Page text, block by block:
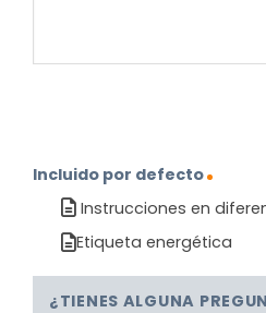
Incluido por defecto
Instrucciones en
Etiqueta energética
¿TIENES ALGUNA